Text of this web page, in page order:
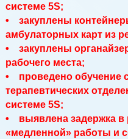
системе 5S;
• закуплены
амбулаторных карт из
• закуплены
рабочего места;
• проведено обучение
терапевтических
системе 5S;
• выявлена задержка в
«медленной» работы и